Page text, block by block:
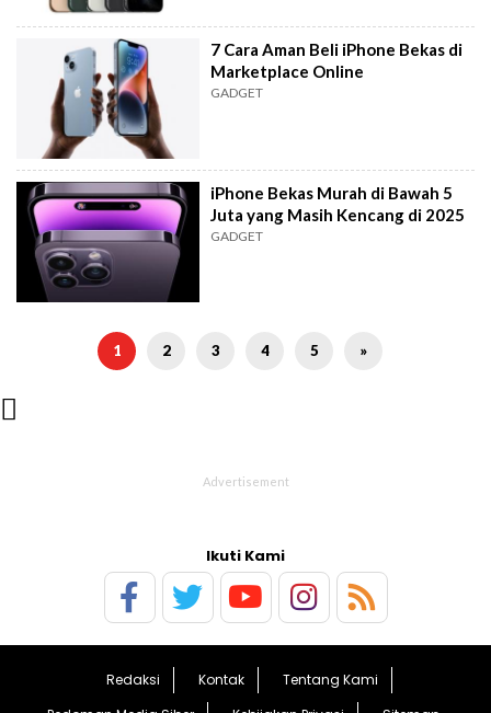
7 Cara Aman Beli iPhone Bekas di
Marketplace Online
GADGET
iPhone Bekas Murah di Bawah 5
Juta yang Masih Kencang di 2025
GADGET
1 2 3 4 5 »

Ikuti Kami
Redaksi Kontak
Tentang Kami